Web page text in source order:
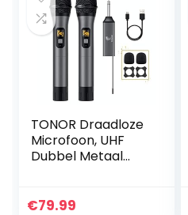
TONOR Draadloze
Microfoon, UHF
Dubbel Metaal
met Oplaadbare
€79.99